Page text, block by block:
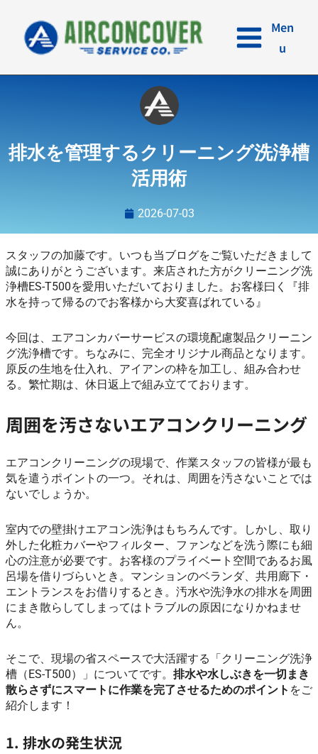
キ
Men
u
排水を管理するクリーニング洗浄槽
活用術
2026-07-03
スタッフの加藤です。いつも当ブログをご覧いただきまして
誠にありがとうございます。来店された方がクリーニング洗
浄槽ES-T500を愛用いただいておりました。お客様曰く『排
水を持って帰るのでお客様から大変喜ばれている』
今回は、エアコンカバーサービスの環境配慮製品クリーニン
グ洗浄槽です。ちなみに、完全オリジナル商品となります。
原反の生地を仕入れ、アイアンの枠を加工し、組み合わせ
る。繁忙期は、休日返上で組み立てております。
周囲を汚さないエアコンクリーニング
エアコンクリーニングの現場で、作業スタッフの皆様が最も
気を遣うポイントの一つ。それは、周囲を汚さないことでは
ないでしょうか。
室内での壁掛けエアコン洗浄はもちろんです。しかし、取り
外した化粧カバーやフィルター、ファンなどを洗う際にも細
心の注意が必要です。お客様のプライベート空間であるお風
呂場を借りづらいとき。マンションのベランダ、共用廊下・
エントランスをお借りするとき。汚水や洗浄水の排水を周囲
にまき散らしてしまってはトラブルの原因になりかねませ
ん。
そこで、現場の省スペースで大活躍する「クリーニング洗浄
槽（ES-T500）」についてです。 排水や水しぶきを一切まき
散らさずにスマートに作業を完了させるためのポイント をご
紹介します！
1. 排水の発生状況